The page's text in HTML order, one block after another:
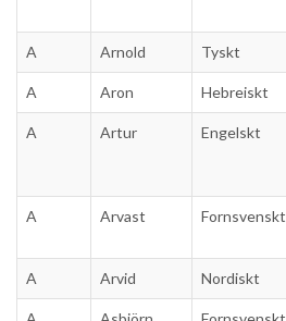
A Arnold Tyskt
A Aron Hebreiskt
A Artur Engelskt
A Arvast Fornsvenskt
A Arvid Nordiskt